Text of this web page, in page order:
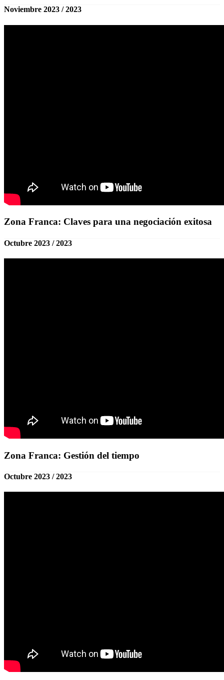
Noviembre 2023 / 2023
Zona Franca: Claves para una negociación exitosa
Octubre 2023 / 2023
Zona Franca: Gestión del tiempo
Octubre 2023 / 2023